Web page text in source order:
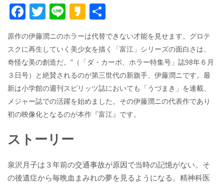
F
ac
e
b
o
o
k
T
w
itt
er
Li
e
K
a
k
a
o
原作の伊藤潤ニのホラーは代替できない才能を見せます。グロテ
スクに再生していく美少女を描く「富江」シリーズの面白さは、
奇怪な美の創造だ。”（「ダ・カーポ、ホラー特集号」誌98年６月
３日号）と絶賛されるのが第三世代の新旗手、伊藤潤ニです。最
新は小学館の週刊スピリッツ誌においても「うづまき」を連載、
メジャー誌での活躍を始めました。その伊藤潤ニの代表作であり
初の映像化となるのが本作『富江』です。
ストーリー
泉沢月子は３年前の交通事故が原因で当時の記憶がない。そ
の後遺症から毎晩血まみれの夢を見るようになる。精神科医